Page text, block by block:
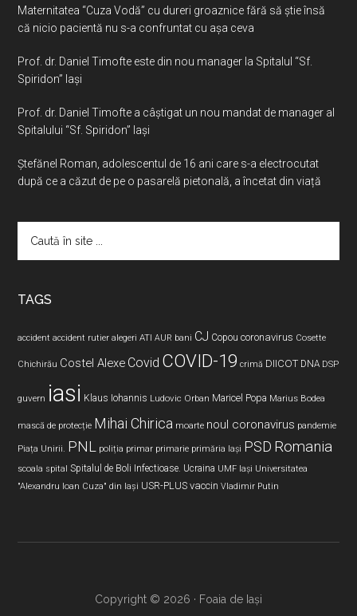
Maternitatea “Cuza Vodă” cu dureri groaznice fără să ştie însă
că nicio pacientă nu s-a confruntat cu așa ceva
Prof. dr. Daniel Timofte este din nou manager la Spitalul “Sf.
Spiridon” Iaşi
Prof. dr. Daniel Timofte a câștigat un nou mandat de manager al
Spitalului “Sf. Spiridon” Iași
Ştefănel Roman, adolescentul de 16 ani care s-a electrocutat
după ce a căzut de pe o pasarelă pietonală, a încetat din viață
TAGS
accident accident rutier alegeri ATI AUR bani CJ Copou coronavirus Cosette
Chichirău Costel Alexe Covid COVID-19 crimă DIICOT DNA DSP
guvern iasi Klaus Iohannis Ludovic Orban Maricel Popa Marius Bodea
mască de protecție Mihai Chirica moarte noul coronavirus pandemie
Piața Unirii. PNL poliția primar primarie primăria Iași PSD Romania
scoala spital Spitalul de Boli Infectioase. Ucraina UMF Iași Universitatea
"Alexandru Ioan Cuza" din Iaşi USR-PLUS vaccin Vladimir Putin
Copyright © 2026 · Foaia de Iași